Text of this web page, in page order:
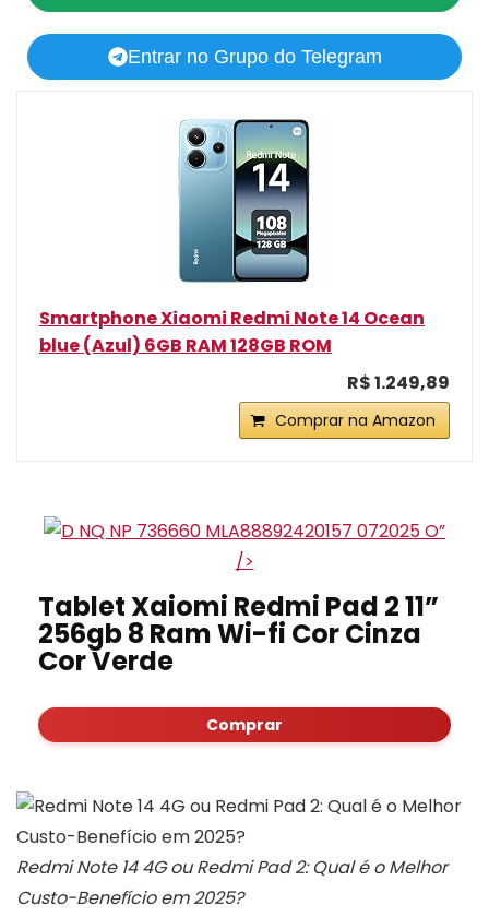
Entrar no Grupo do Telegram
Smartphone Xiaomi Redmi Note 14 Ocean
blue (Azul) 6GB RAM 128GB ROM
R$ 1.249,89
Comprar na Amazon
”
/>
Tablet Xaiomi Redmi Pad 2 11”
256gb 8 Ram Wi-fi Cor Cinza
Cor Verde
Comprar
Redmi Note 14 4G ou Redmi Pad 2: Qual é o Melhor
Custo-Benefício em 2025?